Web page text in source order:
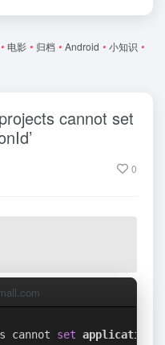
• 电影 • 归档 • Android • 小知识 •
cannot set
0
cannot set applicationId